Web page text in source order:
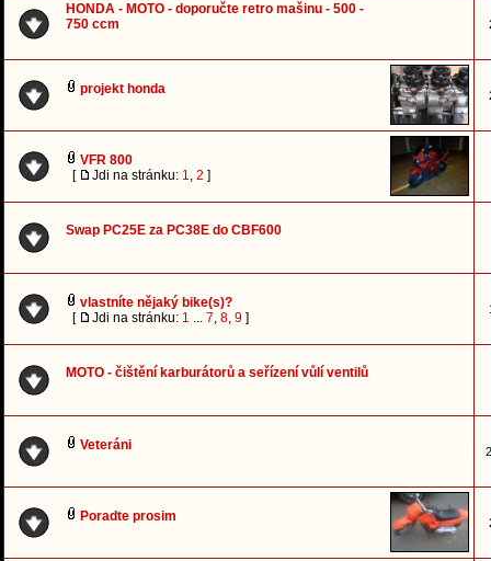
HONDA - MOTO - doporučte retro mašinu - 500 -
750 ccm
projekt honda
VFR 800
[
Jdi na stránku: 1, 2 ]
Swap PC25E za PC38E do CBF600
vlastníte nějaký bike(s)?
[
Jdi na stránku: 1 ... 7, 8, 9 ]
MOTO - čištění karburátorů a seřízení vůlí ventilů
Veteráni
Poradte prosim